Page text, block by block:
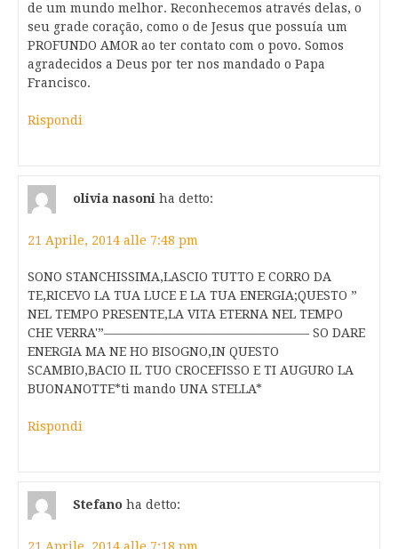
de um mundo melhor. Reconhecemos através delas, o
seu grade coração, como o de Jesus que possuía um
PROFUNDO AMOR ao ter contato com o povo. Somos
agradecidos a Deus por ter nos mandado o Papa
Francisco.
Rispondi
olivia nasoni ha detto:
21 Aprile, 2014 alle 7:48 pm
SONO STANCHISSIMA,LASCIO TUTTO E CORRO DA
TE,RICEVO LA TUA LUCE E LA TUA ENERGIA;QUESTO ”
NEL TEMPO PRESENTE,LA VITA ETERNA NEL TEMPO
CHE VERRA'”————————————————– SO DARE
ENERGIA MA NE HO BISOGNO,IN QUESTO
SCAMBIO,BACIO IL TUO CROCEFISSO E TI AUGURO LA
BUONANOTTE*ti mando UNA STELLA*
Rispondi
Stefano ha detto: